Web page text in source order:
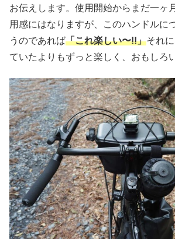
お伝えします。使用開始からまだ一ヶ
用感にはなりますが、このハンドルに
うのであれば「これ楽しい〜!!」それ
ていたよりもずっと楽しく、おもしろ